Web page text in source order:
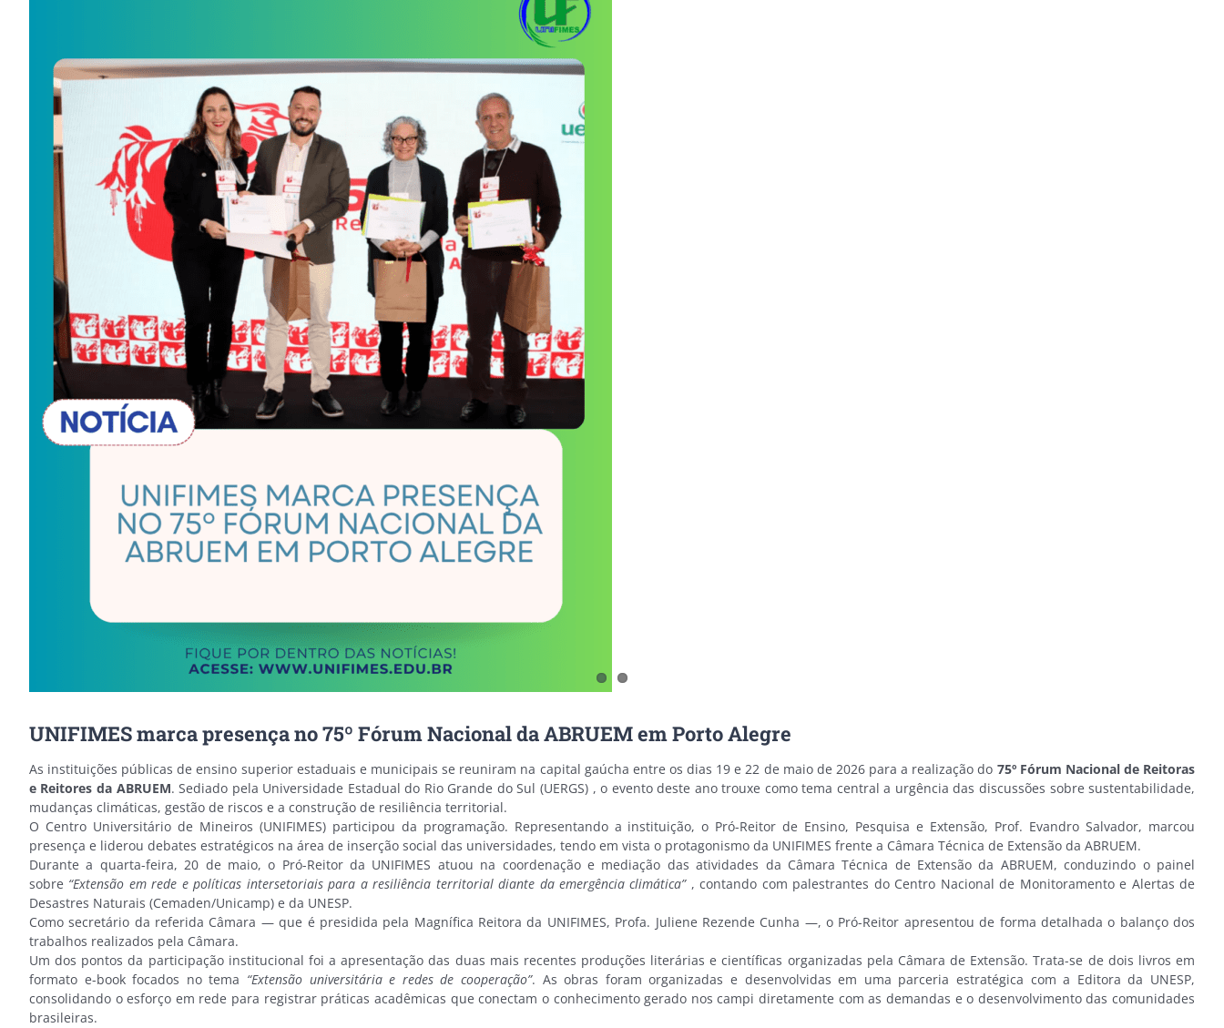
UNIFIMES marca presença no 75º Fórum Nacional da ABRUEM em Porto Alegre
As instituições públicas de ensino superior estaduais e municipais se reuniram na capital gaúcha entre os dias 19 e 22 de maio de 2026 para a realização do 75º Fórum Nacional de Reitoras
e Reitores da ABRUEM. Sediado pela Universidade Estadual do Rio Grande do Sul (UERGS) , o evento deste ano trouxe como tema central a urgência das discussões sobre sustentabilidade,
mudanças climáticas, gestão de riscos e a construção de resiliência territorial.
O Centro Universitário de Mineiros (UNIFIMES) participou da programação. Representando a instituição, o Pró-Reitor de Ensino, Pesquisa e Extensão, Prof. Evandro Salvador, marcou
presença e liderou debates estratégicos na área de inserção social das universidades, tendo em vista o protagonismo da UNIFIMES frente a Câmara Técnica de Extensão da ABRUEM.
Durante a quarta-feira, 20 de maio, o Pró-Reitor da UNIFIMES atuou na coordenação e mediação das atividades da Câmara Técnica de Extensão da ABRUEM, conduzindo o painel
sobre “Extensão em rede e políticas intersetoriais para a resiliência territorial diante da emergência climática”, contando com palestrantes do Centro Nacional de Monitoramento e Alertas de
Desastres Naturais (Cemaden/Unicamp) e da UNESP.
Como secretário da referida Câmara — que é presidida pela Magnífica Reitora da UNIFIMES, Profa. Juliene Rezende Cunha —, o Pró-Reitor apresentou de forma detalhada o balanço dos
trabalhos realizados pela Câmara.
Um dos pontos da participação institucional foi a apresentação das duas mais recentes produções literárias e científicas organizadas pela Câmara de Extensão. Trata-se de dois livros em
formato e-book focados no tema “Extensão universitária e redes de cooperação”. As obras foram organizadas e desenvolvidas em uma parceria estratégica com a Editora da UNESP,
consolidando o esforço em rede para registrar práticas acadêmicas que conectam o conhecimento gerado nos campi diretamente com as demandas e o desenvolvimento das comunidades
brasileiras.